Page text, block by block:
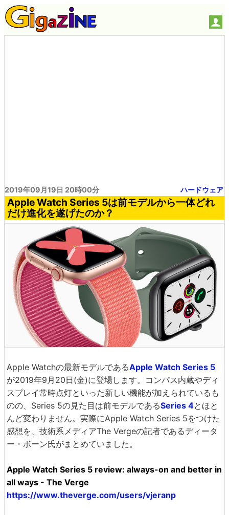
2019年09月19日 20時00分 ハードウェア
Apple Watch Series 5は前モデルから一体どれ
だけ進化を遂げたのか？
Apple Watchの最新モデルであるApple Watch Series 5
が2019年9月20日(金)に登場します。コンパス内蔵やディ
スプレイ常時点灯といった新しい機能が加えられているも
のの、Series 5の見た目は前モデルであるSeries 4とほと
んど変わりません。実際にApple Watch Series 5をつけた
感想を、技術系メディアThe Vergeの記者であるディータ
ー・ボーン氏がまとめていました。
Apple Watch Series 5 review: always-on and better in
all ways - The Verge
https://www.theverge.com/users/vjeranp